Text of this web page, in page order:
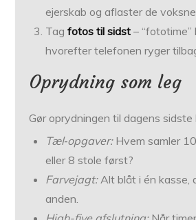
ejerskab og aflaster de voksne.
Tagfotos til sidst – “fototime”
hvorefter telefonen ryger
Oprydning som leg
Gør oprydningen til dagens sidste
Tæl‐opgaver:Hvem samler
eller 8 stole først?
Farvejagt:Alt blåt i én kasse,
anden.